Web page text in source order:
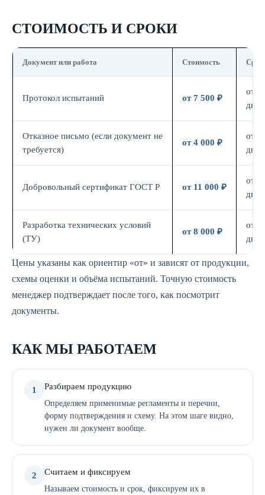
СТОИМОСТЬ И СРОКИ
Документ или работа Стоимость Срок
Протокол испытаний от 7 500 ₽
от 7
дн.
Отказное письмо (если документ не
требуется)
от 4 000 ₽
от 3
дн.
Добровольный сертификат ГОСТ Р от 11 000 ₽
от 7
дн.
Разработка технических условий
(ТУ)
от 8 000 ₽
от 5
дн.
Цены указаны как ориентир «от» и зависят от продукции,
схемы оценки и объёма испытаний. Точную стоимость
менеджер подтверждает после того, как посмотрит
документы.
КАК МЫ РАБОТАЕМ
1 Разбираем продукцию
Определяем применимые регламенты и перечни,
форму подтверждения и схему. На этом шаге видно,
нужен ли документ вообще.
2 Считаем и фиксируем
Называем стоимость и срок, фиксируем их в